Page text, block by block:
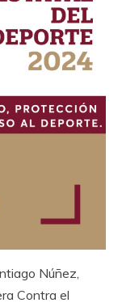
Núñez,
Contra el